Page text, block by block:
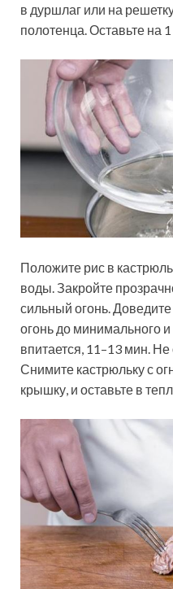
в дуршлаг или на
полотенца. Оставьте на
Положите рис в
воды. Закройте
сильный огонь.
огонь до минимального
впитается, 11–13 мин.
Снимите кастрюльку с
крышку, и оставьте в